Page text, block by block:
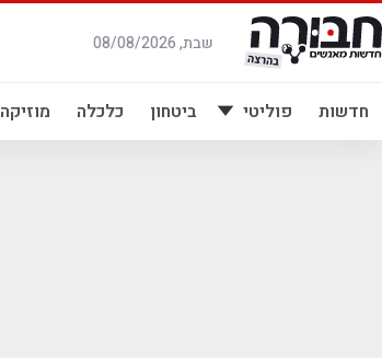
דלג
לתוכן
שבת, 08/08/2026
חדשות פוליטי ביטחון כלכלה מוזיקה